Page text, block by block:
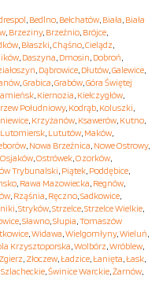
, Bedlno, Bełchatów, Biała, Biała
, Brzeziny, Brzeźnio, Brójce,
, Błaszki,Chąśno,Cielądz,
, Daszyna, Dmosin, Dobroń,
, Dąbrowice, Dłutów,Galewice,
,Grabica,Grabów,Góra Świętej
, Kiernozia, Kiełczygłów,
Południowy, Kodrąb, Koluszki,
, Krzyżanów, Ksawerów, Kutno,
Lutomiersk, Lututów, Maków,
, Nowa Brzeźnica, Nowe Ostrowy,
Osjaków,Ostrówek,Ozorków,
Trybunalski, Piątek, Poddębice,
, Rawa Mazowiecka, Regnów,
, Rząśnia, Ręczno,Sadkowice,
,Stryków,Strzelce,Strzelce Wielkie,
,Sławno,Słupia,Tomaszów
,Widawa,Wielgomłyny,Wieluń,
Krzysztoporska,Wolbórz,Wróblew,
Zgierz, Złoczew,Ładzice,Łanięta,Łask,
,Świnice Warckie,Żarnów,